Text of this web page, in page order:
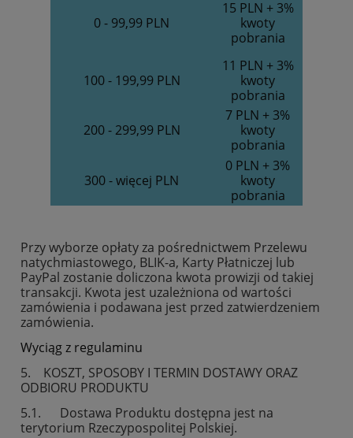
0 - 99,99 PLN
15 PLN + 3%
kwoty
pobrania
100 - 199,99 PLN
11 PLN + 3%
kwoty
pobrania
200 - 299,99 PLN
7 PLN + 3%
kwoty
pobrania
300 - więcej PLN
0 PLN + 3%
kwoty
pobrania
Przy wyborze opłaty za pośrednictwem Przelewu
natychmiastowego, BLIK-a, Karty Płatniczej lub
PayPal zostanie doliczona kwota prowizji od takiej
transakcji. Kwota jest uzależniona od wartości
zamówienia i podawana jest przed zatwierdzeniem
zamówienia.
Wyciąg z regulaminu
5. KOSZT, SPOSOBY I TERMIN DOSTAWY ORAZ
ODBIORU PRODUKTU
5.1. Dostawa Produktu dostępna jest na
terytorium Rzeczypospolitej Polskiej.